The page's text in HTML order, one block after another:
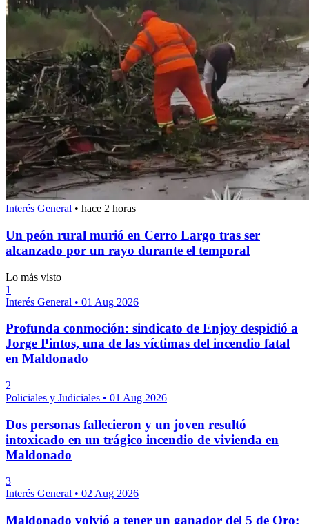
Interés General • hace 2 horas
Un peón rural murió en Cerro Largo tras ser
alcanzado por un rayo durante el temporal
Lo más visto
1
Interés General • 01 Aug 2026
Profunda conmoción: sindicato de Enjoy despidió a
Jorge Pintos, una de las víctimas del incendio fatal
en Maldonado
2
Policiales y Judiciales • 01 Aug 2026
Dos personas fallecieron y un joven resultó
intoxicado en un trágico incendio de vivienda en
Maldonado
3
Interés General • 02 Aug 2026
Maldonado volvió a tener un ganador del 5 de Oro;